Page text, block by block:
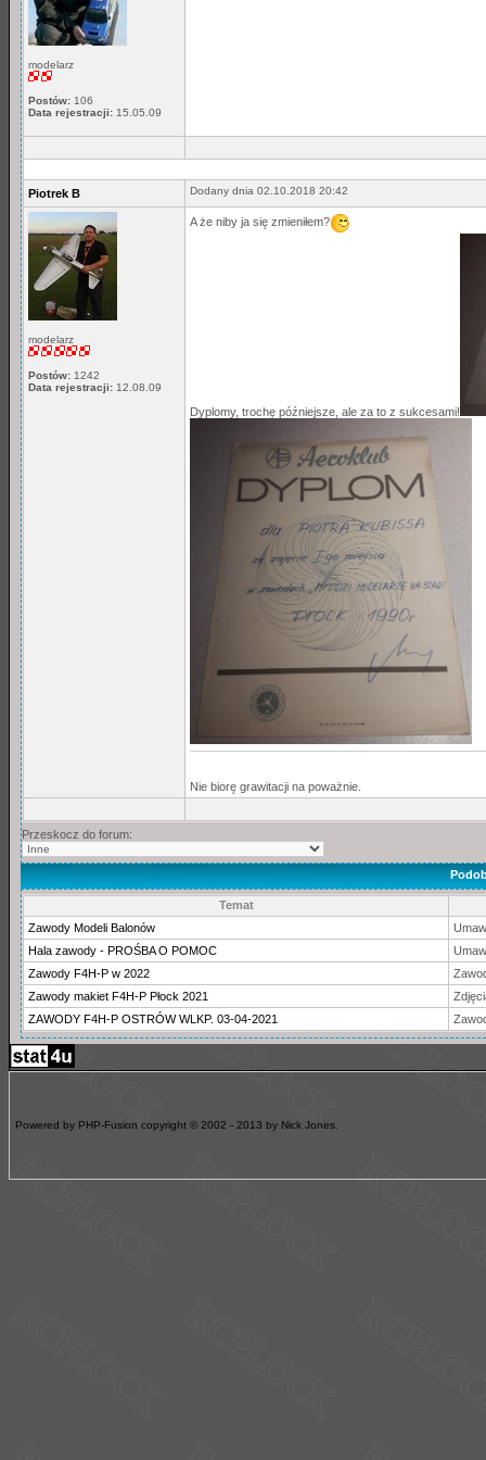
modelarz
Postów: 106
Data rejestracji: 15.05.09
Piotrek B Dodany dnia 02.10.2018 20:42
modelarz
Postów: 1242
Data rejestracji: 12.08.09
A że niby ja się zmieniłem?
Dyplomy, trochę późniejsze, ale za to z sukcesami!
Nie biorę grawitacji na poważnie.
Przeskocz do forum:
Temat
Zawody Modeli Balonów
Hala zawody - PROŚBA O POMOC
Zawody F4H-P w 2022
Zawody makiet F4H-P Płock 2021
ZAWODY F4H-P OSTRÓW WLKP. 03-04-2021
Powered by PHP-Fusion copyright © 2002 - 2013 by Nick Jones.